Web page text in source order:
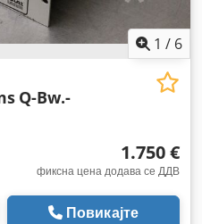
1 / 6
Q-Bw.-
1.750 €
фиксна цена додава се ДДВ
Повикајте